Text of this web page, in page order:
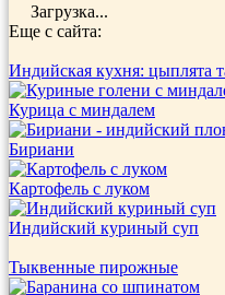
Загрузка...
Еще с сайта:
Индийская кухня: цыплята
Курица с миндалем
Бириани
Картофель с луком
Индийский куриный суп
Тыквенные пирожные